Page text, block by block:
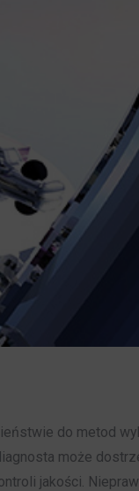
do metod
może
jakości.